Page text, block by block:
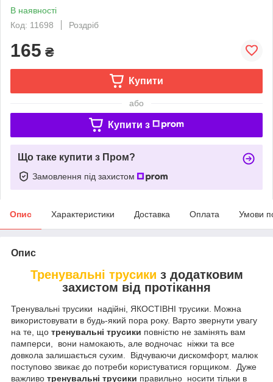
В наявності
Код: 11698
Роздріб
165 ₴
Купити
або
Купити з
Що таке купити з Пром?
Замовлення під захистом
Опис Характеристики Доставка Оплата Умови
Опис
Тренувальні трусики з додатковим
захистом від протікання
Тренувальні трусики надійні, ЯКОСТІВНІ трусики. Можна
використовувати в будь-який пора року. Варто звернути увагу
на те, що тренувальні трусики повністю не замінять вам
памперси, вони намокають, але водночас ніжки та все
довкола залишається сухим. Відчуваючи дискомфорт, малюк
поступово звикає до потреби користуватися горщиком. Дуже
важливо тренувальні трусики правильно носити тільки в